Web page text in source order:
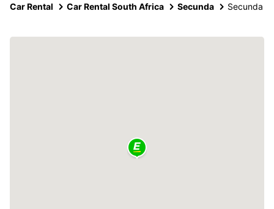
Car Rental Car Rental South Africa Secunda Secunda